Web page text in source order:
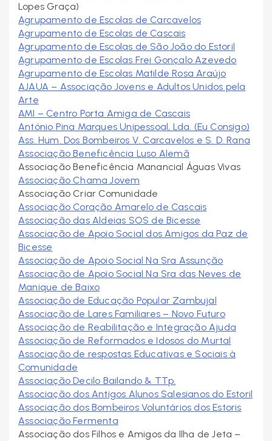
Lopes Graça)
Agrupamento de Escolas de Carcavelos
Agrupamento de Escolas de Cascais
Agrupamento de Escolas de São João do Estoril
Agrupamento de Escolas Frei Gonçalo Azevedo
Agrupamento de Escolas Matilde Rosa Araújo
AJAUA – Associação Jovens e Adultos Unidos pela
Arte
AMI – Centro Porta Amiga de Cascais
António Pina Marques Unipessoal, Lda. (Eu Consigo)
Ass. Hum. Dos Bombeiros V. Carcavelos e S. D. Rana
Associação Beneficência Luso Alemã
Associação Beneficência Manancial Águas Vivas
Associação Chama Jovem
Associação Criar Comunidade
Associação Coração Amarelo de Cascais
Associação das Aldeias SOS de Bicesse
Associação de Apoio Social dos Amigos da Paz de
Bicesse
Associação de Apoio Social Nª Srª Assunção
Associação de Apoio Social Nª Srª das Neves de
Manique de Baixo
Associação de Educação Popular Zambujal
Associação de Lares Familiares – Novo Futuro
Associação de Reabilitação e Integração Ajuda
Associação de Reformados e Idosos do Murtal
Associação de respostas Educativas e Sociais à
Comunidade
Associação Decilo Bailando & TTp.
Associação dos Antigos Alunos Salesianos do Estoril
Associação dos Bombeiros Voluntários dos Estoris
Associação Fermenta
Associação dos Filhos e Amigos da Ilha de Jeta –